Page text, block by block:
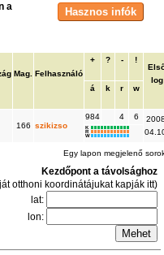
a
Mag. Felhasználó
+ ? -
!
log
á
k r w
166 szikizso
984 4 6
K
R
W
Egy lapon megjelenő
Kezdőpont a távolsághoz
otthoni koordinátájukat kapják itt)
lat:
lon: